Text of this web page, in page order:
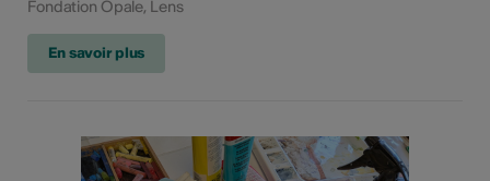
Fondation Opale, Lens
En savoir plus